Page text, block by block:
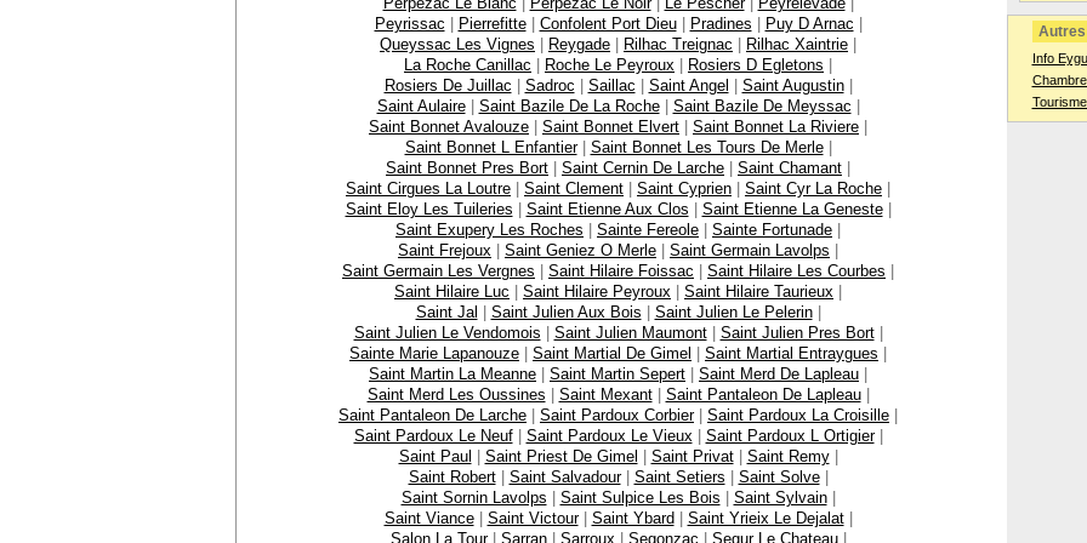
Info
Peyrissac | Pierrefitte| Confolent Port Dieu| Pradines | Puy D Arnac |
Queyssac Les Vignes | Reygade | Rilhac Treignac | Rilhac Xaintrie |
La Roche Canillac | Roche Le Peyroux | Rosiers D Egletons |
Rosiers De Juillac | Sadroc | Saillac | Saint Angel | Saint Augustin|
Saint Aulaire| Saint Bazile De La Roche| Saint Bazile De Meyssac |
Saint Bonnet Avalouze | Saint Bonnet Elvert | Saint Bonnet La Riviere |
Saint Bonnet L Enfantier| Saint Bonnet Les Tours De Merle|
Saint Bonnet Pres Bort | Saint Cernin De Larche | Saint Chamant |
Saint Cirgues La Loutre | Saint Clement | Saint Cyprien | Saint Cyr La Roche |
Saint Eloy Les Tuileries | Saint Etienne Aux Clos | Saint Etienne La Geneste|
Saint Exupery Les Roches | Sainte Fereole | Sainte Fortunade |
Saint Frejoux | Saint Geniez O Merle | Saint Germain Lavolps |
Saint Germain Les Vergnes | Saint Hilaire Foissac | Saint Hilaire Les Courbes |
Saint Hilaire Luc | Saint Hilaire Peyroux | Saint Hilaire Taurieux |
Saint Jal | Saint Julien Aux Bois | Saint Julien Le Pelerin|
Saint Julien Le Vendomois | Saint Julien Maumont| Saint Julien Pres Bort|
Sainte Marie Lapanouze | Saint Martial De Gimel | Saint Martial Entraygues |
Saint Martin La Meanne | Saint Martin Sepert | Saint Merd De Lapleau |
Saint Merd Les Oussines | Saint Mexant| Saint Pantaleon De Lapleau|
Saint Pantaleon De Larche | Saint Pardoux Corbier| Saint Pardoux La Croisille |
Saint Pardoux Le Neuf| Saint Pardoux Le Vieux | Saint Pardoux L Ortigier|
Saint Paul | Saint Priest De Gimel | Saint Privat| Saint Remy|
Saint Robert| Saint Salvadour| Saint Setiers | Saint Solve|
Saint Sornin Lavolps | Saint Sulpice Les Bois | Saint Sylvain|
Saint Viance| Saint Victour| Saint Ybard| Saint Yrieix Le Dejalat|
Salon La Tour| Sarran| Sarroux | Segonzac | Segur Le Chateau|